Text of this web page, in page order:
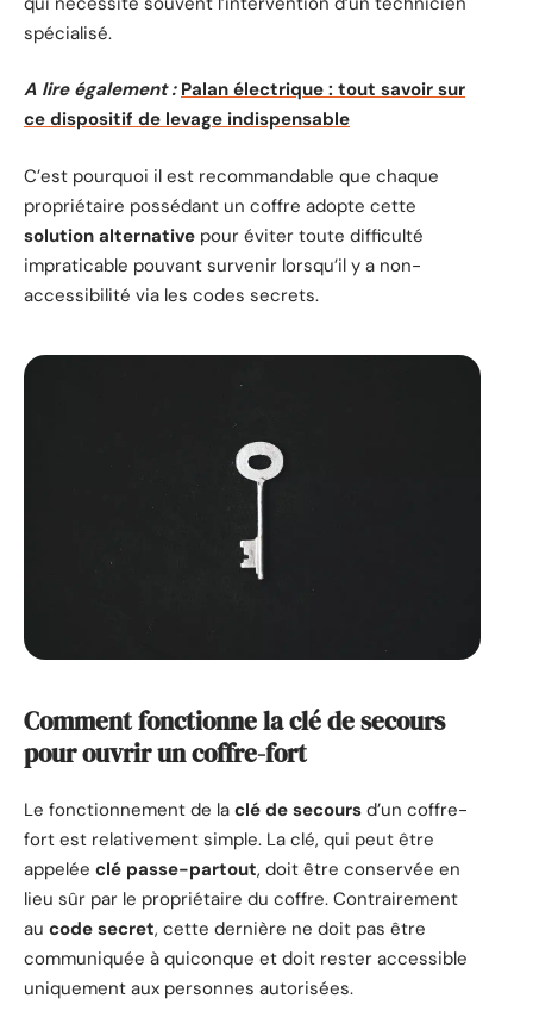
spécialisé.
A lire également : Palan électrique : tout savoir sur
ce dispositif de levage indispensable
C’est pourquoi il est recommandable que chaque
propriétaire possédant un coffre adopte cette
solution alternative pour éviter toute difficulté
impraticable pouvant survenir lorsqu’il y a non-
accessibilité via les codes secrets.
Comment fonctionne la clé de secours
pour ouvrir un coffre-fort
Le fonctionnement de la clé de secours d’un coffre-
fort est relativement simple. La clé, qui peut être
appelée clé passe-partout, doit être conservée en
lieu sûr par le propriétaire du coffre. Contrairement
au code secret, cette dernière ne doit pas être
communiquée à quiconque et doit rester accessible
uniquement aux personnes autorisées.